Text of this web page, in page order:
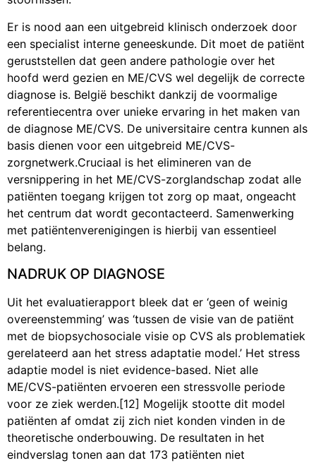
Er is nood aan een uitgebreid klinisch onderzoek door
een specialist interne geneeskunde. Dit moet de patiënt
geruststellen dat geen andere pathologie over het
hoofd werd gezien en ME/CVS wel degelijk de correcte
diagnose is. België beschikt dankzij de voormalige
referentiecentra over unieke ervaring in het maken van
de diagnose ME/CVS. De universitaire centra kunnen als
basis dienen voor een uitgebreid ME/CVS-
zorgnetwerk.Cruciaal is het elimineren van de
versnippering in het ME/CVS-zorglandschap zodat alle
patiënten toegang krijgen tot zorg op maat, ongeacht
het centrum dat wordt gecontacteerd. Samenwerking
met patiëntenverenigingen is hierbij van essentieel
belang.
NADRUK OP DIAGNOSE
Uit het evaluatierapport bleek dat er ‘geen of weinig
overeenstemming’ was ‘tussen de visie van de patiënt
met de biopsychosociale visie op CVS als problematiek
gerelateerd aan het stress adaptatie model.’ Het stress
adaptie model is niet evidence-based. Niet alle
ME/CVS-patiënten ervoeren een stressvolle periode
voor ze ziek werden.[12] Mogelijk stootte dit model
patiënten af omdat zij zich niet konden vinden in de
theoretische onderbouwing. De resultaten in het
eindverslag tonen aan dat 173 patiënten niet